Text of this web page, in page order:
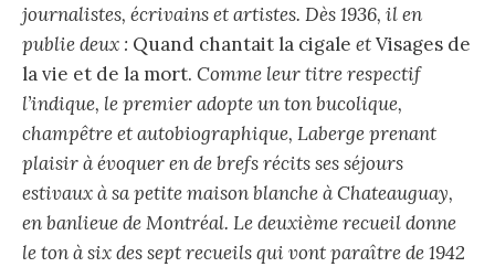
journalistes, écrivains et artistes. Dès 1936, il en
publie deux : Quand chantait la cigale etVisages de
la vie et de la mort. Comme leur titre respectif
l’indique, le premier adopte un ton bucolique,
champêtre et autobiographique, Laberge prenant
plaisir à évoquer en de brefs récits ses séjours
estivaux à sa petite maison blanche à Chateauguay,
en banlieue de Montréal. Le deuxième recueil donne
le ton à six des sept recueils qui vont paraître de 1942